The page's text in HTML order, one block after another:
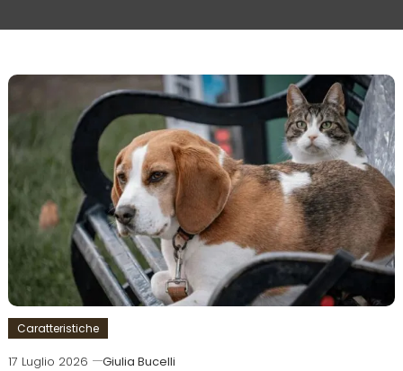
Caratteristiche
17 Luglio 2026
Giulia Bucelli